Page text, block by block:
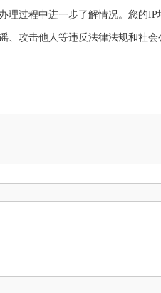
理过程中进一步了解情况。您的IP
、攻击他人等违反法律法规和社会